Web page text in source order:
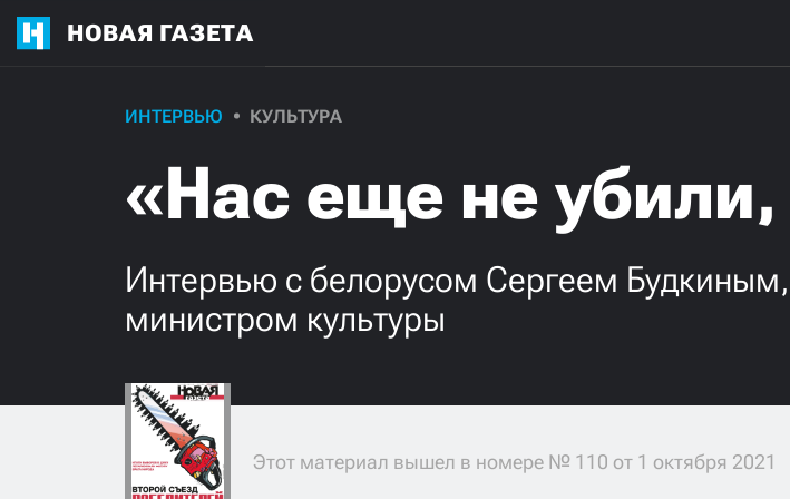
НОВАЯ ГАЗЕТА
ИНТЕРВЬЮ КУЛЬТУРА
«Нас еще не
Интервью с белорусом Сергеем
министром культуры
Этот материал вышел в номере № 110 от 1 октября 2021